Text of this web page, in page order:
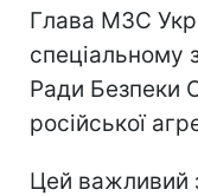
Глава МЗС
спеціальному
Ради Безпеки
російської
Цей важливий